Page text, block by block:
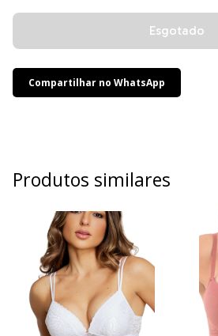
Compartilhar no WhatsApp
Produtos similares